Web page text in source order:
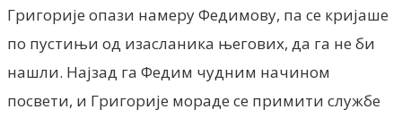
Григорије опази намеру Федимову, па се кријаше
по пустињи од изасланика његових, да га не би
нашли. Најзад га Федим чудним начином
посвети, и Григорије мораде се примити службе